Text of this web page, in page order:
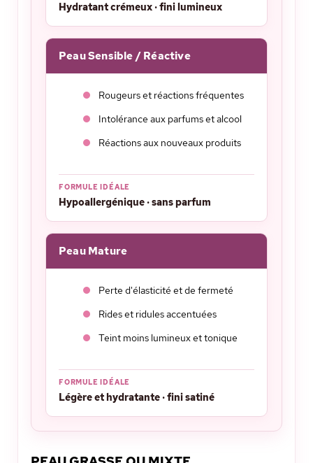
Hydratant crémeux · fini lumineux
Peau Sensible / Réactive
Rougeurs et réactions fréquentes
Intolérance aux parfums et alcool
Réactions aux nouveaux produits
FORMULE IDÉALE
Hypoallergénique · sans parfum
Peau Mature
Perte d'élasticité et de fermeté
Rides et ridules accentuées
Teint moins lumineux et tonique
FORMULE IDÉALE
Légère et hydratante · fini satiné